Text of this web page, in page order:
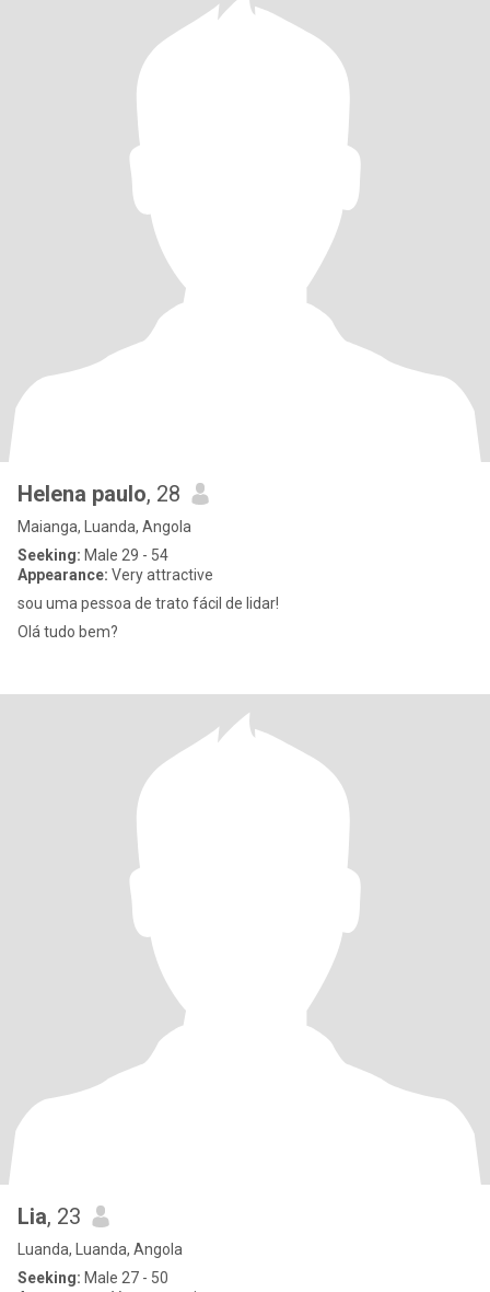
Helena paulo, 28
Maianga, Luanda, Angola
Seeking: Male 29 - 54
Appearance: Very attractive
sou uma pessoa de trato fácil de lidar!
Olá tudo bem?
Lia, 23
Luanda, Luanda, Angola
Seeking: Male 27 - 50